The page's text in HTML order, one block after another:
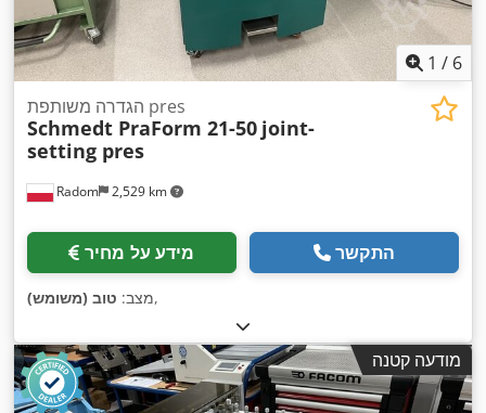
1 / 6
Radom 2,529 km
הגדרה משותפת pres
Schmedt PraForm 21-50 joint-
setting pres
מידע על מחיר התקשר
מצב: טוב (משומש) ,
מודעה קטנה